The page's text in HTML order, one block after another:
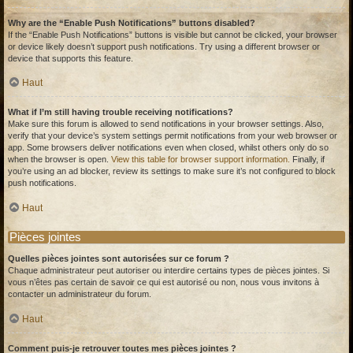
Why are the “Enable Push Notifications” buttons disabled?
If the “Enable Push Notifications” buttons is visible but cannot be clicked, your browser
or device likely doesn’t support push notifications. Try using a different browser or
device that supports this feature.
Haut
What if I’m still having trouble receiving notifications?
Make sure this forum is allowed to send notifications in your browser settings. Also,
verify that your device’s system settings permit notifications from your web browser or
app. Some browsers deliver notifications even when closed, whilst others only do so
when the browser is open. View this table for browser support information.
Finally, if
you’re using an ad blocker, review its settings to make sure it’s not configured to block
push notifications.
Haut
Pièces jointes
Quelles pièces jointes sont autorisées sur ce forum ?
Chaque administrateur peut autoriser ou interdire certains types de pièces jointes. Si
vous n’êtes pas certain de savoir ce qui est autorisé ou non, nous vous invitons à
contacter un administrateur du forum.
Haut
Comment puis-je retrouver toutes mes pièces jointes ?